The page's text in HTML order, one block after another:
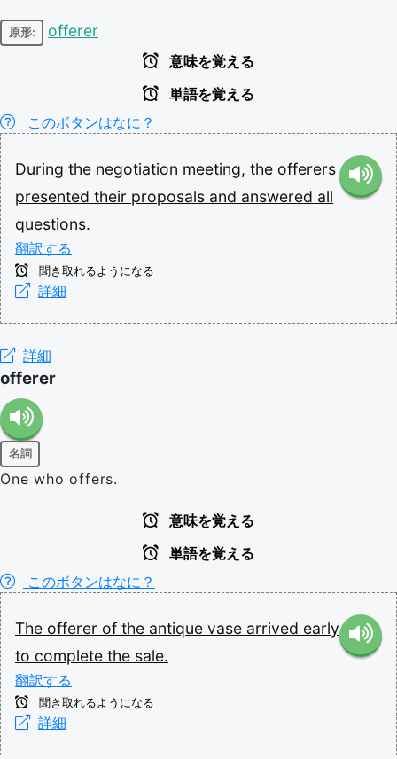
原形: offerer
意味を覚える
単語を覚える
このボタンはなに？
During the negotiation meeting, the offerers
presented their proposals and answered all
questions.
翻訳する
聞き取れるようになる
詳細
詳細
offerer
名詞
One who offers.
意味を覚える
単語を覚える
このボタンはなに？
The offerer of the antique vase arrived early
to complete the sale.
翻訳する
聞き取れるようになる
詳細